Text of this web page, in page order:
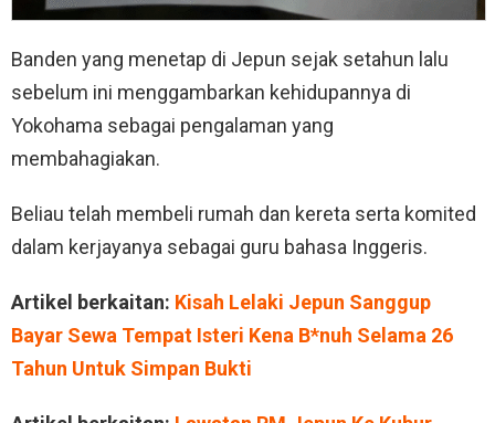
Banden yang menetap di Jepun sejak setahun lalu
sebelum ini menggambarkan kehidupannya di
Yokohama sebagai pengalaman yang
membahagiakan.
Beliau telah membeli rumah dan kereta serta komited
dalam kerjayanya sebagai guru bahasa Inggeris.
Artikel berkaitan: Kisah Lelaki Jepun Sanggup
Bayar Sewa Tempat Isteri Kena B*nuh Selama 26
Tahun Untuk Simpan Bukti